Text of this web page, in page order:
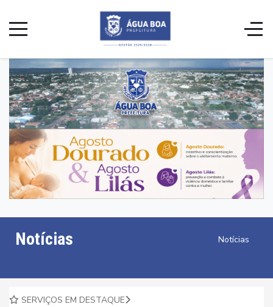
Notícias Notícias
SERVIÇOS EM DESTAQUE